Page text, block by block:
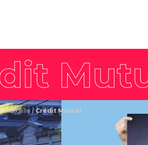
Stratégie de
communication
commerciale
Stratégie de
mutuelle / Crédit Mutuel